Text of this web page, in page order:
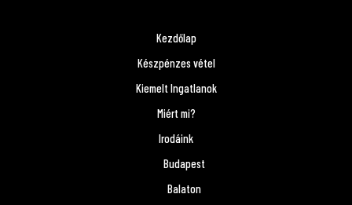
Kezdőlap
Készpénzes vétel
Kiemelt Ingatlanok
Miért mi?
Irodáink
Budapest
Balaton